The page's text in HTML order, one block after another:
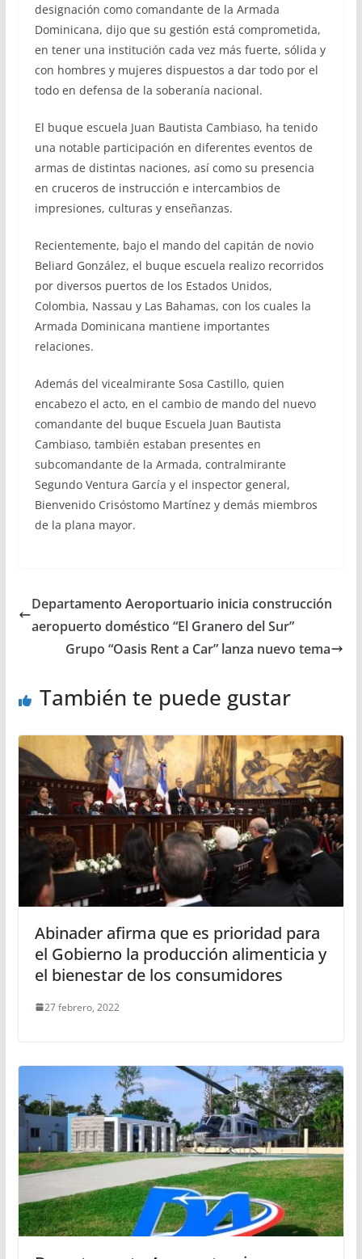
designación como comandante de la Armada
Dominicana, dijo que su gestión está comprometida,
en tener una institución cada vez más fuerte, sólida y
con hombres y mujeres dispuestos a dar todo por el
todo en defensa de la soberanía nacional.
El buque escuela Juan Bautista Cambiaso, ha tenido
una notable participación en diferentes eventos de
armas de distintas naciones, así como su presencia
en cruceros de instrucción e intercambios de
impresiones, culturas y enseñanzas.
Recientemente, bajo el mando del capitán de novio
Beliard González, el buque escuela realizo recorridos
por diversos puertos de los Estados Unidos,
Colombia, Nassau y Las Bahamas, con los cuales la
Armada Dominicana mantiene importantes
relaciones.
Además del vicealmirante Sosa Castillo, quien
encabezo el acto, en el cambio de mando del nuevo
comandante del buque Escuela Juan Bautista
Cambiaso, también estaban presentes en
subcomandante de la Armada, contralmirante
Segundo Ventura García y el inspector general,
Bienvenido Crisóstomo Martínez y demás miembros
de la plana mayor.
Departamento Aeroportuario inicia construcción
aeropuerto doméstico “El Granero del Sur”
Grupo “Oasis Rent a Car” lanza nuevo tema
También te puede gustar
Abinader afirma que es prioridad para
el Gobierno la producción alimenticia y
el bienestar de los consumidores
27 febrero, 2022